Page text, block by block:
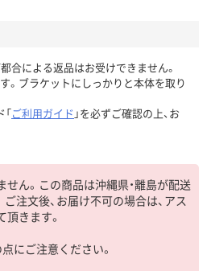
合による返品はお受けできません。
。ブラケットにしっかりと本体を取り
ご利用ガイド 」を必ずご確認の上、お
ん。この商品は沖縄県・離島が配送
注文後、お届け不可の場合は、アス
きます。
にご注意ください。